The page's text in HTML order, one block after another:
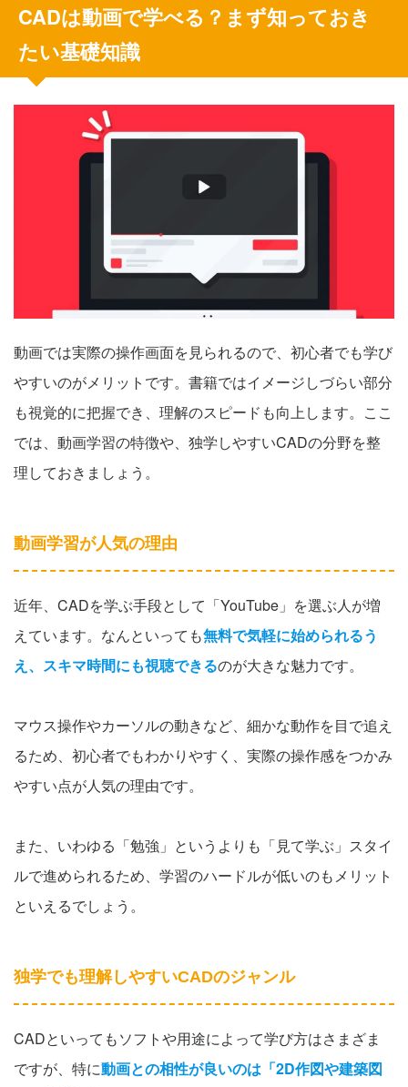
CADは動画で学べる？まず知っておき
たい基礎知識
動画では実際の操作画面を見られるので、初心者でも学び
やすいのがメリットです。書籍ではイメージしづらい部分
も視覚的に把握でき、理解のスピードも向上します。ここ
では、動画学習の特徴や、独学しやすいCADの分野を整
理しておきましょう。
動画学習が人気の理由
近年、CADを学ぶ手段として「YouTube」を選ぶ人が増
えています。なんといっても無料で気軽に始められるう
え、スキマ時間にも視聴できるのが大きな魅力です。
マウス操作やカーソルの動きなど、細かな動作を目で追え
るため、初心者でもわかりやすく、実際の操作感をつかみ
やすい点が人気の理由です。
また、いわゆる「勉強」というよりも「見て学ぶ」スタイ
ルで進められるため、学習のハードルが低いのもメリット
といえるでしょう。
独学でも理解しやすいCADのジャンル
CADといってもソフトや用途によって学び方はさまざま
ですが、特に動画との相性が良いのは「2D作図や建築図